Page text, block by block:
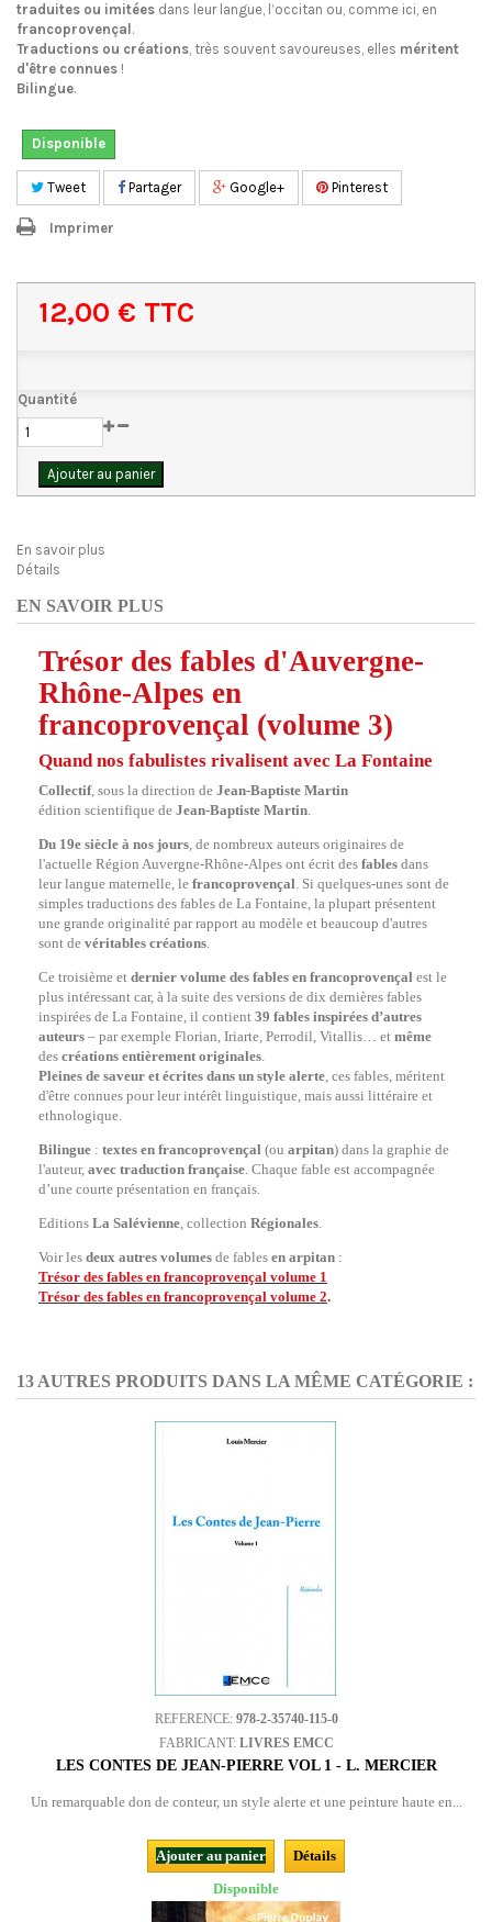
traduites ou imitées dans leur langue, l’occitan ou, comme ici, en
francoprovençal .
Traductions ou créations, très souvent savoureuses, elles méritent
d'être connues !
Bilingue.
Disponible
Tweet Partager Google+ Pinterest
Imprimer
12,00 € TTC
Quantité
Ajouter au panier
En savoir plus
Détails
EN SAVOIR PLUS
Trésor des fables d'Auvergne-
Rhône-Alpes en
francoprovençal (volume 3)
Quand nos fabulistes rivalisent avec La Fontaine
Collectif, sous la direction de Jean-Baptiste Martin
édition scientifique de Jean-Baptiste Martin.
Du 19e siècle à nos jours, de nombreux auteurs originaires de
l'actuelle Région Auvergne-Rhône-Alpes ont écrit des fables dans
leur langue maternelle, le francoprovençal. Si quelques-unes sont de
simples traductions des fables de La Fontaine, la plupart présentent
une grande originalité par rapport au modèle et beaucoup d'autres
sont de véritables créations.
Ce troisième et dernier volume des fables en francoprovençal est le
plus intéressant car, à la suite des versions de dix dernières fables
inspirées de La Fontaine, il contient 39 fables inspirées d’autres
auteurs – par exemple Florian, Iriarte, Perrodil, Vitallis… et même
des créations entièrement originales.
Pleines de saveur et écrites dans un style alerte, ces fables, méritent
d'être connues pour leur intérêt linguistique, mais aussi littéraire et
ethnologique.
Bilingue : textes en francoprovençal (ou arpitan) dans la graphie de
l'auteur, avec traduction française. Chaque fable est accompagnée
d’une courte présentation en français.
Editions La Salévienne, collection Régionales.
Voir les deux autres volumes de fables en arpitan :
Trésor des fables en francoprovençal volume 1
Trésor des fables en francoprovençal volume 2.
13 AUTRES PRODUITS DANS LA MÊME CATÉGORIE :
REFERENCE: 978-2-35740-115-0
FABRICANT: LIVRES EMCC
LES CONTES DE JEAN-PIERRE VOL 1 - L. MERCIER
Un remarquable don de conteur, un style alerte et une peinture haute en...
Ajouter au panier
Détails
Disponible